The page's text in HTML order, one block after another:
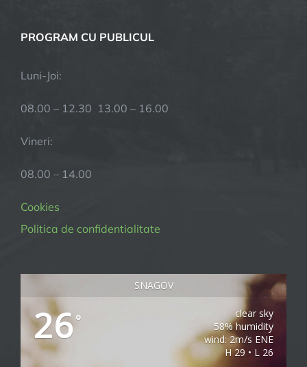
PROGRAM CU PUBLICUL
Luni-Joi:
08.00 – 12.30 13.00 – 16.00
Vineri:
08.00 – 14.00
Cookies
Politica de confidentialitate
SNAGOV
26°
clear sky
58% humidity
wind: 2m/s ENE
H 29 • L 26